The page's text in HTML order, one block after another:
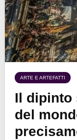
ARTE E ARTEFATTI
Il dipinto
del